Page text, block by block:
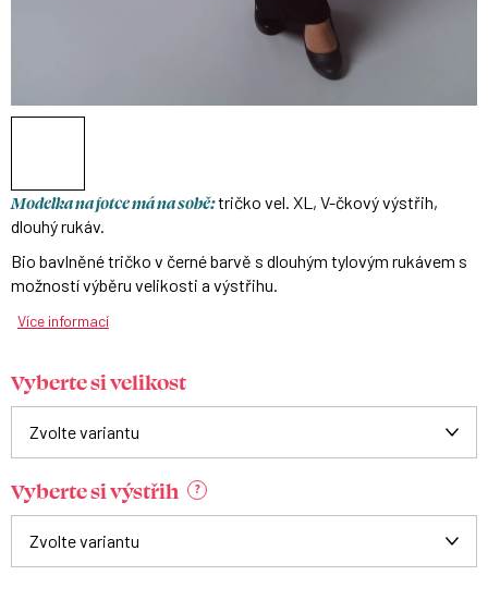
Modelka na fotce má na sobě:tričko vel. XL, V-čkový výstřih,
dlouhý rukáv.
Bio bavlněné tričko v černé barvě s dlouhým tylovým rukávem s
možností výběru velikosti a výstřihu.
Více informací
Vyberte si velikost
Vyberte si výstřih ?